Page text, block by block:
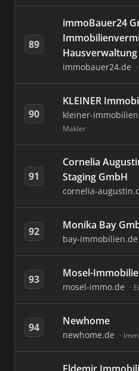
89
immoBauer24
Hausverwaltung
immobauer24.de
90
KLEINER
kleiner-
Makler
91
Cornelia
Staging GmbH
cornelia-
92 Monika Bay
bay-immobilien.de
93 Mosel-
mosel-immo.de
94 Newhome
newhome.de